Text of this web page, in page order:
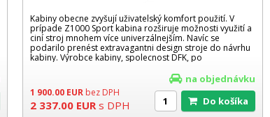
Kabiny obecne zvyšují uživatelský komfort použití. V
prípade Z1000 Sport kabina rozširuje možnosti využití a
ciní stroj mnohem více univerzálnejším. Navíc se
podarilo prenést extravagantni design stroje do návrhu
kabiny. Výrobce kabiny, spolecnost DFK, po
1 900.00 EUR bez DPH
2 337.00 EUR s DPH
na objednávku
Do košíka